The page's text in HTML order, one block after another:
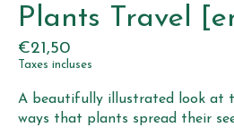
Plants Travel
€21,50
Taxes incluses
A beautifully illustrated look at
ways that plants spread their